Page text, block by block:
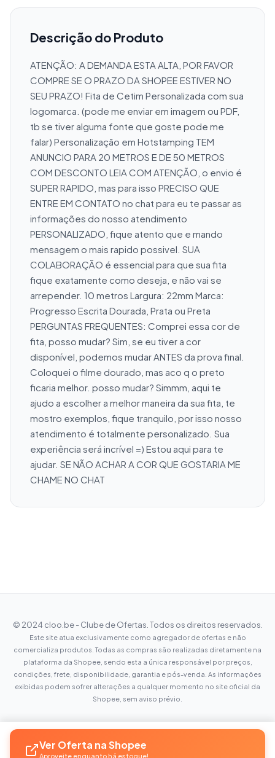
Descrição do Produto
ATENÇÃO: A DEMANDA ESTA ALTA, POR FAVOR
COMPRE SE O PRAZO DA SHOPEE ESTIVER NO
SEU PRAZO! Fita de Cetim Personalizada com sua
logomarca. (pode me enviar em imagem ou PDF,
tb se tiver alguma fonte que goste pode me
falar) Personalização em Hotstamping TEM
ANUNCIO PARA 20 METROS E DE 50 METROS
COM DESCONTO LEIA COM ATENÇÃO, o envio é
SUPER RAPIDO, mas para isso PRECISO QUE
ENTRE EM CONTATO no chat para eu te passar as
informações do nosso atendimento
PERSONALIZADO, fique atento que e mando
mensagem o mais rapido possivel. SUA
COLABORAÇÃO é essencial para que sua fita
fique exatamente como deseja, e não vai se
arrepender. 10 metros Largura: 22mm Marca:
Progresso Escrita Dourada, Prata ou Preta
PERGUNTAS FREQUENTES: Comprei essa cor de
fita, posso mudar? Sim, se eu tiver a cor
disponível, podemos mudar ANTES da prova final.
Coloquei o filme dourado, mas aco q o preto
ficaria melhor. posso mudar? Simmm, aqui te
ajudo a escolher a melhor maneira da sua fita, te
mostro exemplos, fique tranquilo, por isso nosso
atendimento é totalmente personalizado. Sua
experiência será incrível =) Estou aqui para te
ajudar. SE NÃO ACHAR A COR QUE GOSTARIA ME
CHAME NO CHAT
Ver Oferta na Shopee
Aproveite enquanto há estoque!
© 2024 cloo.be - Clube de Ofertas. Todos os direitos reservados.
Este site atua exclusivamente como agregador de ofertas e não
comercializa produtos. Todas as compras são realizadas diretamente na
plataforma da Shopee, sendo esta a única responsável por preços,
condições, frete, disponibilidade, garantia e pós-venda. As informações
exibidas podem sofrer alterações a qualquer momento no site oficial da
Shopee, sem aviso prévio.